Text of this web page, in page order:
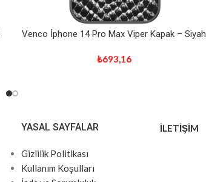
Venco İphone 14 Pro Max Viper Kapak – Siyah
₺693,16
YASAL SAYFALAR
Gizlilik Politikası
Kullanım Koşulları
İLETİŞİM